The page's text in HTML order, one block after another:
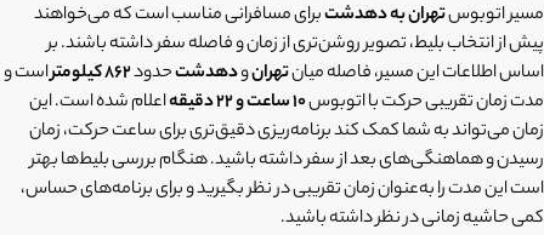
مسیر اتوبوستهران به دهدشتبرای مسافرانی مناسب است که می‌خواهند
پیش از انتخاب بلیط، تصویر روشن‌تری از زمان و فاصله سفر داشته باشند. بر
اساس اطلاعات این مسیر، فاصله میانتهرانودهدشتحدود862 کیلومتر
است و
مدت زمان تقریبی حرکت با اتوبوس10 ساعت و 22 دقیقه
اعلام شده است. این
زمان می‌تواند به شما کمک کند برنامه‌ریزی دقیق‌تری برای ساعت حرکت، زمان
رسیدن و هماهنگی‌های بعد از سفر داشته باشید. هنگام بررسی بلیط‌ها بهتر
است این مدت را به‌عنوان زمان تقریبی در نظر بگیرید و برای برنامه‌های حساس،
کمی حاشیه زمانی در نظر داشته باشید.